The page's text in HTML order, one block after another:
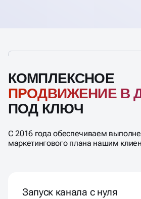
КОМПЛЕКСНОЕ
ПРОДВИЖЕНИЕ В
ПОД КЛЮЧ
С 2016 года обеспечиваем
маркетингового плана нашим
Запуск канала с нуля